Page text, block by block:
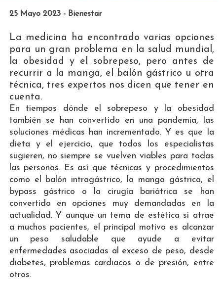
25 Mayo 2023 - Bienestar
La medicina ha encontrado varias opciones
para un gran problema en la salud mundial,
la obesidad y el sobrepeso, pero antes de
recurrir a la manga, el balón gástrico u otra
técnica, tres expertos nos dicen que tener en
cuenta.
En tiempos dónde el sobrepeso y la obesidad
también se han convertido en una pandemia, las
soluciones médicas han incrementado. Y es que la
dieta y el ejercicio, que todos los especialistas
sugieren, no siempre se vuelven viables para todas
las personas. Es así que técnicas y procedimientos
como el balón intragástrico, la manga gástrica, el
bypass gástrico o la cirugía bariátrica se han
convertido en opciones muy demandadas en la
actualidad. Y aunque un tema de estética si atrae
a muchos pacientes, el principal motivo es alcanzar
un peso saludable que ayude a evitar
enfermedades asociadas al exceso de peso, desde
diabetes, problemas cardiacos o de presión, entre
otros.